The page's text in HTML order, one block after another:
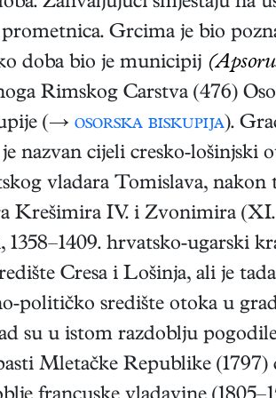
prometnica. Grcima je bio
doba bio je municipij
Rimskog Carstva (476)
(→ osorska biskupija).
nazvan cijeli cresko-
vladara Tomislava, nakon
Krešimira IV. i Zvonimira
1358–1409. hrvatsko-ugarski
Cresa i Lošinja, ali je
političko središte otoka u
su u istom razdoblju
Mletačke Republike (1797)